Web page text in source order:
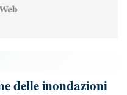
delle inondazioni